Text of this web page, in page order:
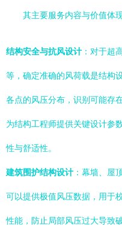
其主要服务内容与价值体
结构安全与抗风设计 ：对于超
等，确定准确的风荷载是结构
各点的风压分布，识别可能存
为结构工程师提供关键设计参
性与舒适性。
建筑围护结构设计 ：幕墙、屋
可以提供极值风压数据，用于
性能，防止局部风压过大导致